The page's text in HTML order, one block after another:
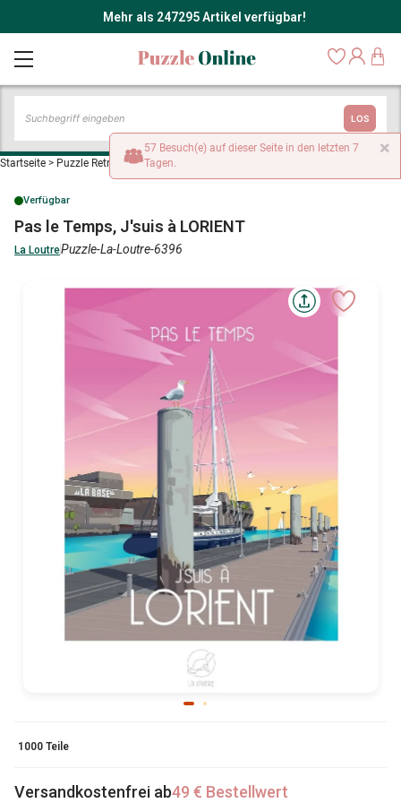
Mehr als 247295 Artikel verfügbar!
LOS
Startseite > Puzzle Retro und Nostalgie
Verfügbar
Pas le Temps, J'suis à LORIENT
La LoutrePuzzle-La-Loutre-6396
1000 Teile
Versandkostenfrei ab49 € Bestellwert
×
57 Besuch(e) auf dieser Seite in den letzten 7
Tagen.